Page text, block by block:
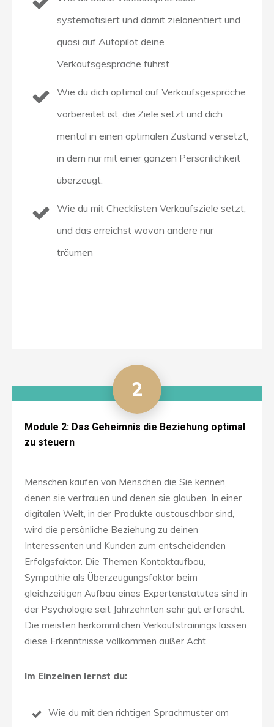
systematisiert und damit zielorientiert und
quasi auf Autopilot deine
Verkaufsgespräche führst
Wie du dich optimal auf Verkaufsgespräche
vorbereitet ist, die Ziele setzt und dich
mental in einen optimalen Zustand versetzt,
in dem nur mit einer ganzen Persönlichkeit
überzeugt.
Wie du mit Checklisten Verkaufsziele setzt,
und das erreichst wovon andere nur
träumen
2
Module 2: Das Geheimnis die Beziehung optimal
zu steuern
Menschen kaufen von Menschen die Sie kennen,
denen sie vertrauen und denen sie glauben. In einer
digitalen Welt, in der Produkte austauschbar sind,
wird die persönliche Beziehung zu deinen
Interessenten und Kunden zum entscheidenden
Erfolgsfaktor. Die Themen Kontaktaufbau,
Sympathie als Überzeugungsfaktor beim
gleichzeitigen Aufbau eines Expertenstatutes sind in
der Psychologie seit Jahrzehnten sehr gut erforscht.
Die meisten herkömmlichen Verkaufstrainings lassen
diese Erkenntnisse vollkommen außer Acht.
Im Einzelnen lernst du:
Wie du mit den richtigen Sprachmuster am